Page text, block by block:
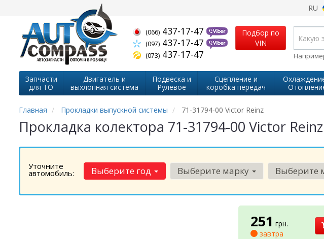
RU
(066) 437-17-47
(097) 437-17-47
(073) 437-17-47
Подбор по
VIN
Запчасти
для ТО
Двигатель и
выхлопная система
Подвеска и
Рулевое
Сцепление и
коробка передач
Главная Прокладки выпускной системы 71-31794-00 Victor Reinz
Прокладка колектора 71-31794-00 Victor Reinz
Уточните
автомобиль: Выберите год Выберите марку Выберите
251 грн.
завтра